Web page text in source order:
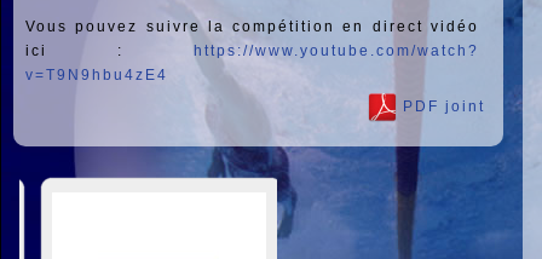
Vous pouvez suivre la compétition en direct vidéo
ici :
https://www.youtube.com/watch?
v=T9N9hbu4zE4
PDF joint